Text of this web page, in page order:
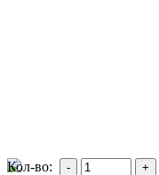
Кол-во: